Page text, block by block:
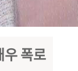
우 폭로